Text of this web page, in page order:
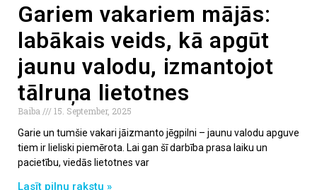
Gariem vakariem mājās:
labākais veids, kā apgūt
jaunu valodu, izmantojot
tālruņa lietotnes
Baiba
15. September, 2025
Garie un tumšie vakari jāizmanto jēgpilni – jaunu valodu apguve
tiem ir lieliski piemērota. Lai gan šī darbība prasa laiku un
pacietību, viedās lietotnes var
Lasīt pilnu rakstu »